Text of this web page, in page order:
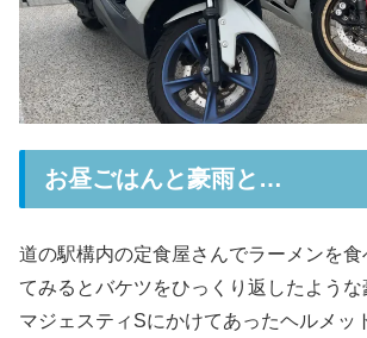
お昼ごはんと豪雨と…
道の駅構内の定食屋さんでラーメンを
てみるとバケツをひっくり返したよう
マジェスティSにかけてあったヘルメッ